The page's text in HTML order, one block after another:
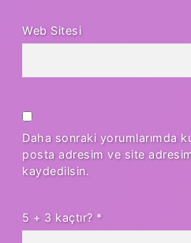
Web Sitesi
Daha sonraki yorumlarımda
posta adresim ve site
kaydedilsin.
5 + 3 kaçtır? *